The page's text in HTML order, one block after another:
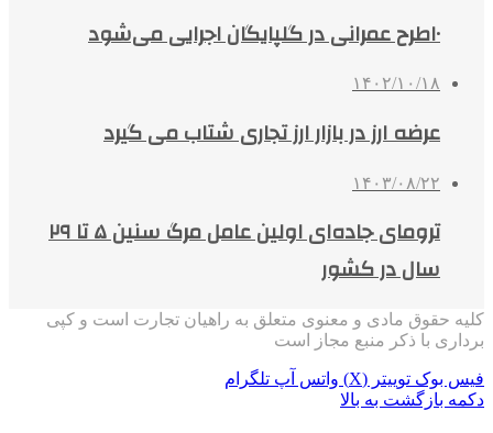
۱۰طرح عمرانی در گلپایگان اجرایی می‌شود
۱۴۰۲/۱۰/۱۸
عرضه ارز در بازار ارز تجاری شتاب می‌ گیرد
۱۴۰۳/۰۸/۲۲
ترومای جاده‌ای اولین عامل مرگ سنین ۵ تا ۲۹
سال در کشور
کلیه حقوق مادی و معنوی متعلق به راهیان تجارت است و کپی
برداری با ذکر منبع مجاز است
فیس بوک توییتر (X) واتس آپ تلگرام
دکمه بازگشت به بالا